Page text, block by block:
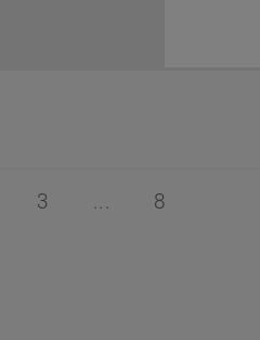
8
2 von 8
Seite 3 von 8
3 Seite 8 von
8